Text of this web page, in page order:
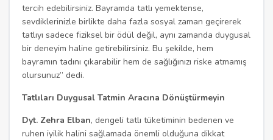
tercih edebilirsiniz. Bayramda tatlı yemektense,
sevdiklerinizle birlikte daha fazla sosyal zaman geçirerek
tatlıyı sadece fiziksel bir ödül değil, aynı zamanda duygusal
bir deneyim haline getirebilirsiniz. Bu şekilde, hem
bayramın tadını çıkarabilir hem de sağlığınızı riske atmamış
olursunuz” dedi.
Tatlıları Duygusal Tatmin Aracına Dönüştürmeyin
Dyt. Zehra Elban, dengeli tatlı tüketiminin bedenen ve
ruhen iyilik halini sağlamada önemli olduğuna dikkat